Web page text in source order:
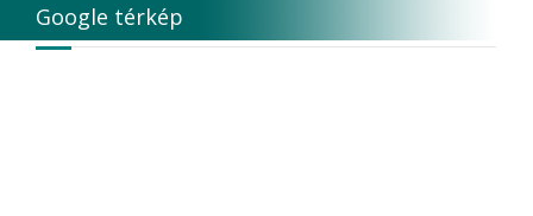
Google térkép